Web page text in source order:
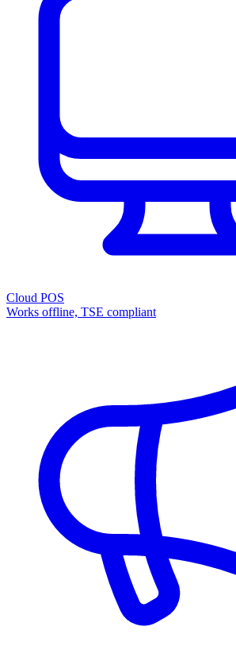
Cloud POS
Works offline, TSE compliant